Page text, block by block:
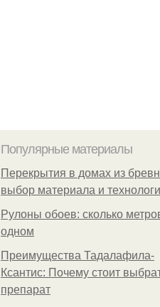
Популярные материалы
Перекрытия в домах из
выбор материала и
Рулоны обоев: сколько
одном
Преимущества Тадалафила-
Ксантис: Почему стоит
препарат